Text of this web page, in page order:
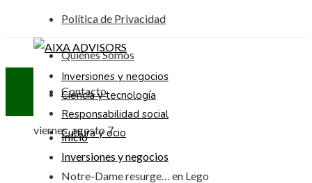
Política de Privacidad
Quiénes Somos
Contacto
viernes, agosto 7
Inversiones y negocios
Ciencia y tecnología
Responsabilidad social
Cultura y ocio
Inicio
Inversiones y negocios
Notre-Dame resurge… en Lego